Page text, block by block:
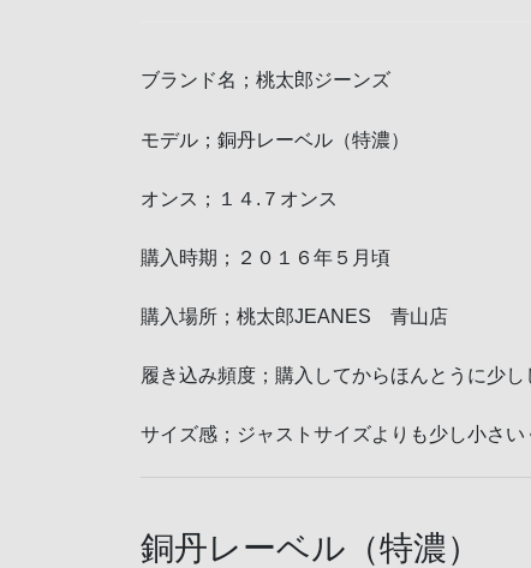
ブランド名；桃太郎ジーンズ
モデル；銅丹レーベル（特濃）
オンス；１４.７オンス
購入時期；２０１６年５月頃
購入場所；桃太郎JEANES 青山店
履き込み頻度；購入してからほんとうに少
サイズ感；ジャストサイズよりも少し小さい
銅丹レーベル（特濃）